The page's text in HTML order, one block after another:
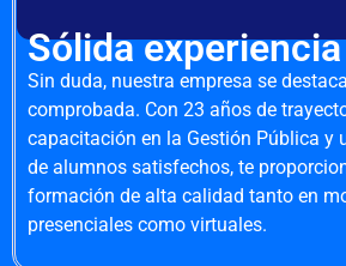
Sólida experiencia
Sin duda, nuestra empresa se
comprobada. Con 23 años de
capacitación en la Gestión Pública y
de alumnos satisfechos, te
formación de alta calidad tanto en
presenciales como virtuales.